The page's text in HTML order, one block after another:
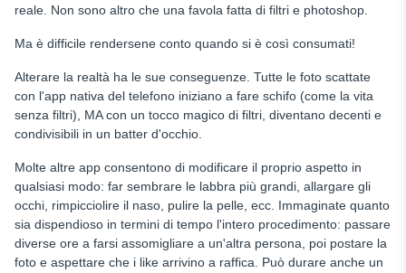
reale. Non sono altro che una favola fatta di filtri e photoshop.
Ma è difficile rendersene conto quando si è così consumati!
Alterare la realtà ha le sue conseguenze. Tutte le foto scattate
con l'app nativa del telefono iniziano a fare schifo (come la vita
senza filtri), MA con un tocco magico di filtri, diventano decenti e
condivisibili in un batter d'occhio.
Molte altre app consentono di modificare il proprio aspetto in
qualsiasi modo: far sembrare le labbra più grandi, allargare gli
occhi, rimpicciolire il naso, pulire la pelle, ecc. Immaginate quanto
sia dispendioso in termini di tempo l'intero procedimento: passare
diverse ore a farsi assomigliare a un'altra persona, poi postare la
foto e aspettare che i like arrivino a raffica. Può durare anche un